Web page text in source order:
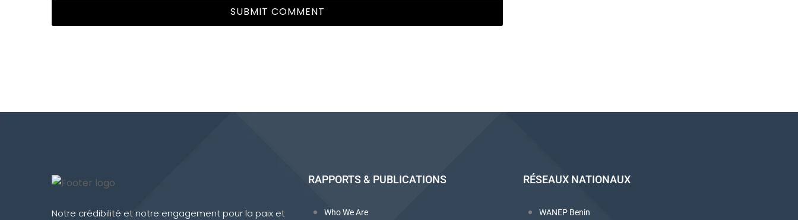
Notre crédibilité et notre engagement pour la paix et
RAPPORTS & PUBLICATIONS
Who We Are
RÉSEAUX NATIONAUX
WANEP Benin